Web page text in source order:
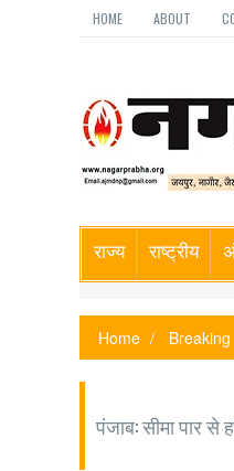
HOME ABOUT
राज्य राष्ट्रीय
Home Breaking
पंजाब: सीमा पार से